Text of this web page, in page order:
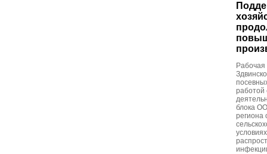
Рабочая
работой
блока
региона